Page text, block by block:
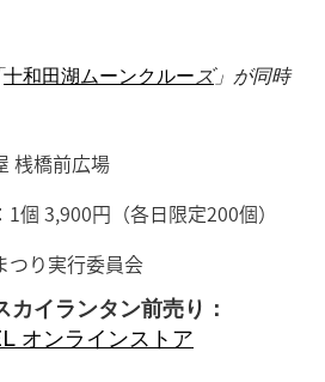
十和田湖ムーンクルー ズ」が同時
桟橋前広場
個 3,900円（各日限定200個）
つり実行委員会
カイランタン前売り：
オンラインストア